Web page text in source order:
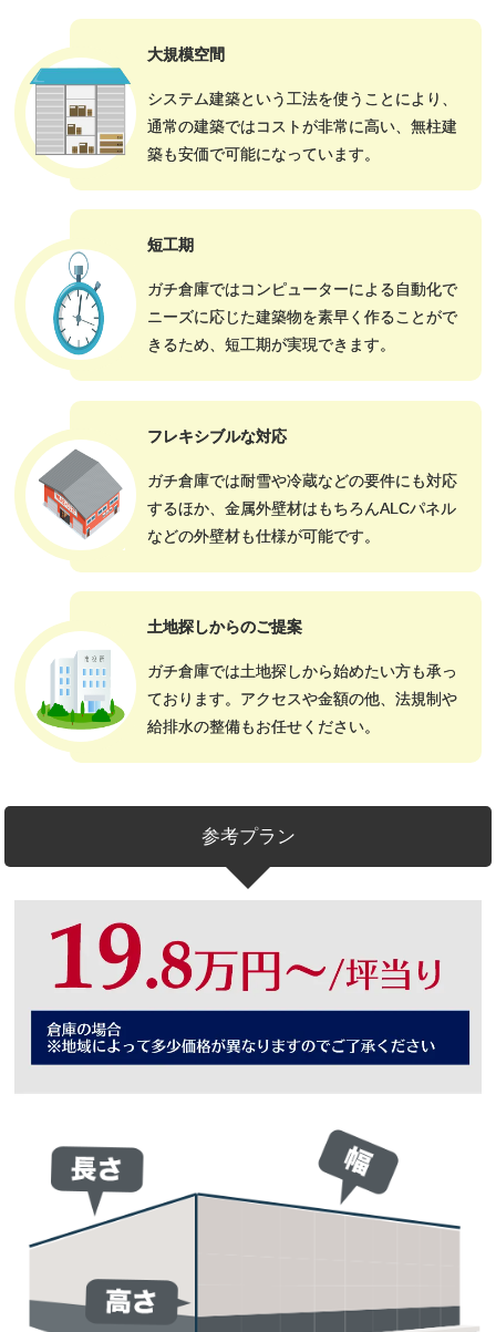
大規模空間
システム建築という工法を使うことにより、
通常の建築ではコストが非常に高い、無柱建
築も安価で可能になっています。
短工期
ガチ倉庫ではコンピューターによる自動化で
ニーズに応じた建築物を素早く作ることがで
きるため、短工期が実現できます。
フレキシブルな対応
ガチ倉庫では耐雪や冷蔵などの要件にも対応
するほか、金属外壁材はもちろんALCパネル
などの外壁材も仕様が可能です。
土地探しからのご提案
ガチ倉庫では土地探しから始めたい方も承っ
ております。アクセスや金額の他、法規制や
給排水の整備もお任せください。
参考プラン